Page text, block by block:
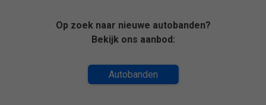
Op zoek naar nieuwe autobanden?
Bekijk ons aanbod:
Autobanden